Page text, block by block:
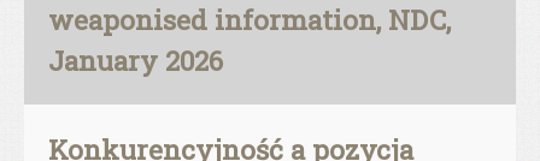
weaponised information, NDC,
January 2026
Konkurencyjność a pozycja